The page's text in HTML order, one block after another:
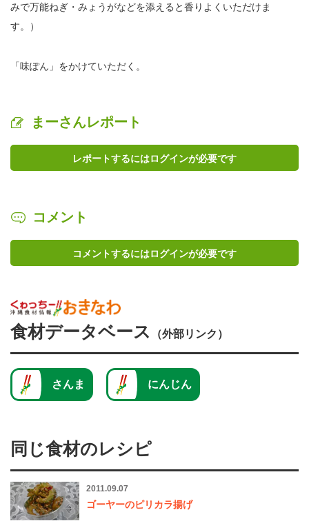
みで万能ねぎ・みょうがなどを添えると香りよくいただけま
す。）
「味ぽん」をかけていただく。
まーさんレポート
レポートするにはログインが必要です
コメント
コメントするにはログインが必要です
食材データベース （外部リンク）
さんま にんじん
同じ食材のレシピ
2011.09.07
ゴーヤーのピリカラ揚げ